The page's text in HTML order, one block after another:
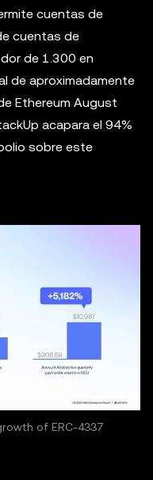
cuentas de
cuentas de
de 1.300 en
de aproximadamente
Ethereum August
acapara el 94%
sobre este
of ERC-4337